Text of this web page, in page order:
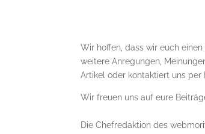
Wir hoffen, dass wir euch
weitere Anregungen,
Artikel oder kontaktiert uns per
Wir freuen uns auf eure
Die Chefredaktion des